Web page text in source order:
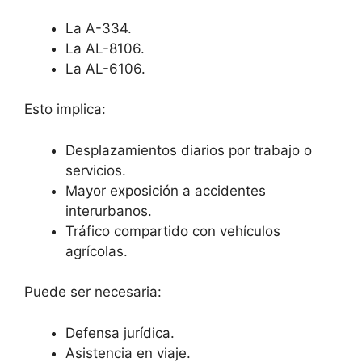
La A-334.
La AL-8106.
La AL-6106.
Esto implica:
Desplazamientos diarios por trabajo o
servicios.
Mayor exposición a accidentes
interurbanos.
Tráfico compartido con vehículos
agrícolas.
Puede ser necesaria:
Defensa jurídica.
Asistencia en viaje.